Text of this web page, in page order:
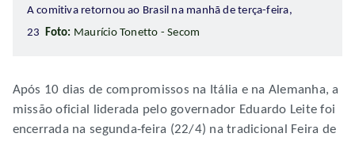
A comitiva retornou ao Brasil na manhã de terça-feira,
23
Foto: Maurício Tonetto - Secom
Após 10 dias de compromissos na Itália e na Alemanha, a
missão oficial liderada pelo governador Eduardo Leite foi
encerrada na segunda-feira (22/4) na tradicional Feira de